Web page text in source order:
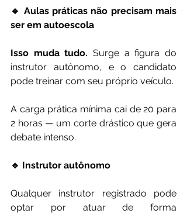
🔹 Aulas práticas não precisam mais
ser em autoescola
Isso muda tudo. Surge a figura do
instrutor autônomo, e o candidato
pode treinar com seu próprio veículo.
A carga prática mínima cai de 20 para
2 horas — um corte drástico que gera
debate intenso.
🔹 Instrutor autônomo
Qualquer instrutor registrado pode
optar por atuar de forma